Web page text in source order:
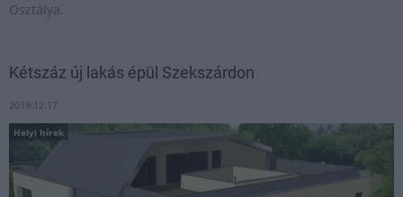
Osztálya.
Kétszáz új lakás épül Szekszárdon
2019.12.17
Helyi hírek